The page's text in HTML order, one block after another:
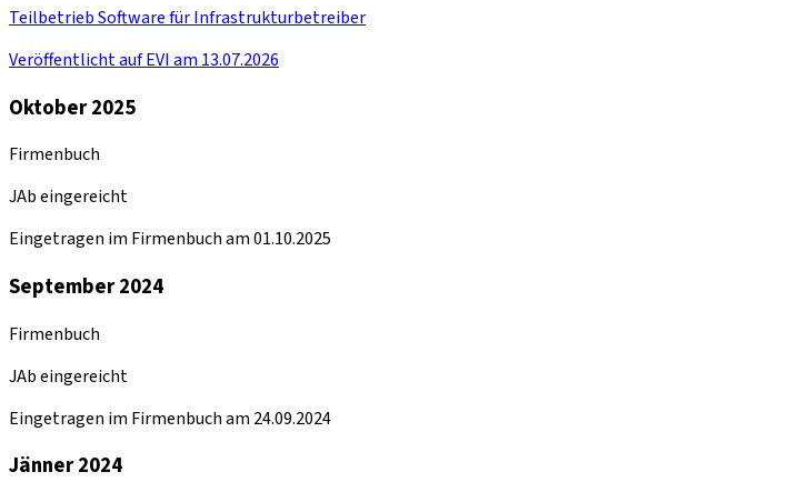
Teilbetrieb Software für Infrastrukturbetreiber
Veröffentlicht auf EVI am 13.07.2026
Oktober 2025
Firmenbuch
JAb eingereicht
Eingetragen im Firmenbuch am 01.10.2025
September 2024
Firmenbuch
JAb eingereicht
Eingetragen im Firmenbuch am 24.09.2024
Jänner 2024